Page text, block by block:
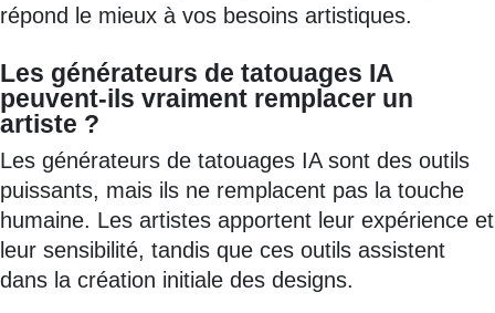
répond le mieux à vos besoins artistiques.
Les générateurs de tatouages IA
peuvent-ils vraiment remplacer un
artiste ?
Les générateurs de tatouages IA sont des outils
puissants, mais ils ne remplacent pas la touche
humaine. Les artistes apportent leur expérience et
leur sensibilité, tandis que ces outils assistent
dans la création initiale des designs.